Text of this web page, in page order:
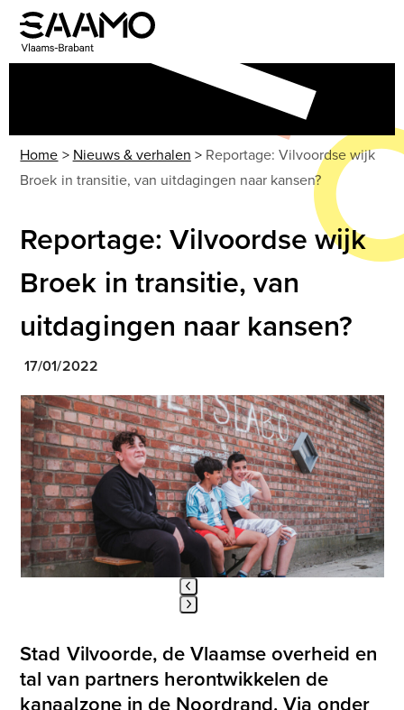
Skip
content
Open
mobile
Close
mobile
Home > Nieuws & verhalen > Reportage: Vilvoordse wijk
Broek in transitie, van uitdagingen naar kansen?
Reportage: Vilvoordse wijk
Broek in transitie, van
uitdagingen naar kansen?
17/01/2022
Use
the
left
and
right
arrow
keys
to
access
the
buttons
escape
to
go
to
Stad Vilvoorde, de Vlaamse overheid en
tal van partners herontwikkelen de
kanaalzone in de Noordrand. Via onder